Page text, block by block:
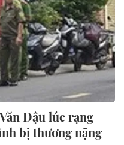
Đậu lúc rạng
bị thương nặng